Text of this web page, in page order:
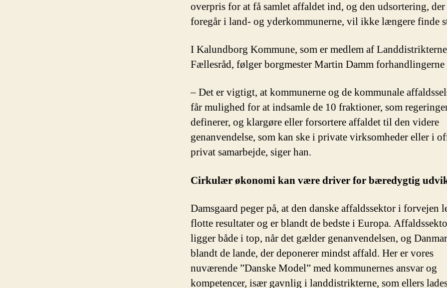
overpris for at få samlet affaldet ind, og den udsortering,
foregår i land- og yderkommunerne, vil ikke længere finde
I Kalundborg Kommune, som er medlem af
Fællesråd, følger borgmester Martin Damm
– Det er vigtigt, at kommunerne og de kommunale
får mulighed for at indsamle de 10 fraktioner, som
definerer, og klargøre eller forsortere affaldet til den videre
genanvendelse, som kan ske i private virksomheder eller i
privat samarbejde, siger han.
Cirkulær økonomi kan være driver for bæredygtig
Damsgaard peger på, at den danske affaldssektor i forvejen
flotte resultater og er blandt de bedste i Europa.
ligger både i top, når det gælder genanvendelsen, og
blandt de lande, der deponerer mindst affald. Her er vores
nuværende ”Danske Model” med kommunernes ansvar og
kompetencer, især gavnlig i landdistrikterne, som ellers